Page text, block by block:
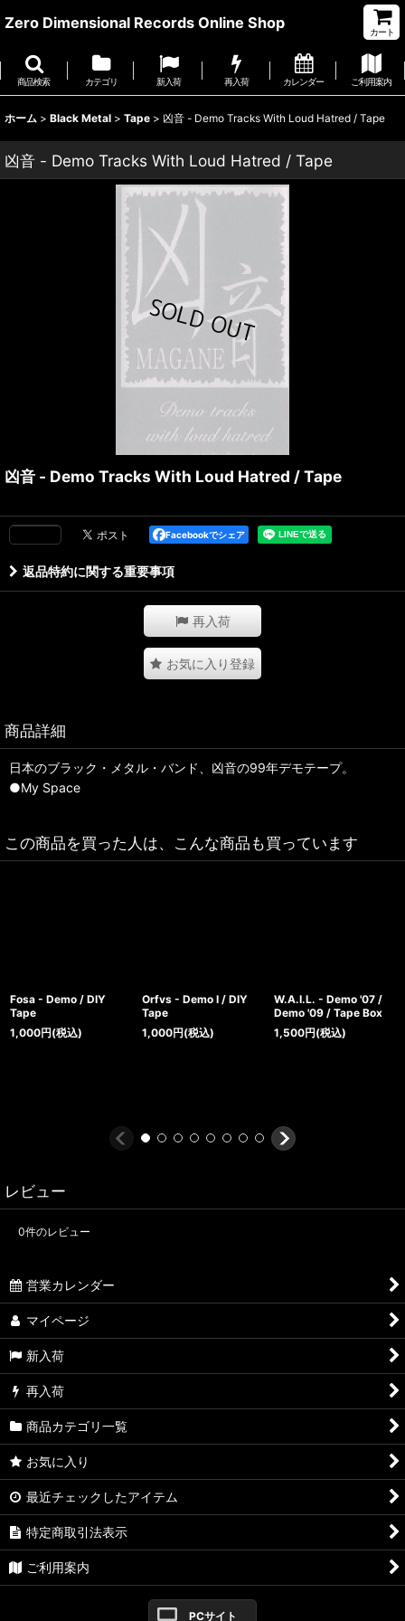
Zero Dimensional Records Online Shop
カート
商品検索 カテゴリ 新入荷 再入荷 カレンダー ご利用案内
ホーム > Black Metal > Tape > 凶音 - Demo Tracks With Loud Hatred / Tape
凶音 - Demo Tracks With Loud Hatred / Tape
凶音 - Demo Tracks With Loud Hatred / Tape
Facebookでシェア
返品特約に関する重要事項
再入荷
お気に入り登録
商品詳細
日本のブラック・メタル・バンド、凶音の99年デモテープ。
●My Space
この商品を買った人は、こんな商品も買っています
Fosa - Demo / DIY
Tape
1,000円(税込)
Orfvs - Demo I / DIY
Tape
1,000円(税込)
W.A.I.L. - Demo '07 /
Demo '09 / Tape Box
1,500円(税込)
レビュー
0件のレビュー
営業カレンダー
マイページ
新入荷
再入荷
商品カテゴリ一覧
お気に入り
最近チェックしたアイテム
特定商取引法表示
ご利用案内
PCサイト